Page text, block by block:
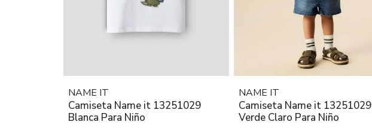
NAME IT
Camiseta Name it 13251029
Blanca Para Niño
NAME IT
Camiseta Name it 13251029
Verde Claro Para Niño